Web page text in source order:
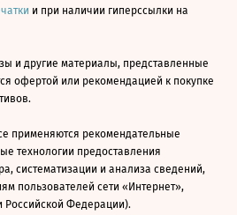
и при наличии гиперссылки на
и другие материалы, представленные
офертой или рекомендацией к покупке
применяются рекомендательные
технологии предоставления
систематизации и анализа сведений,
пользователей сети «Интернет»,
Российской Федерации).